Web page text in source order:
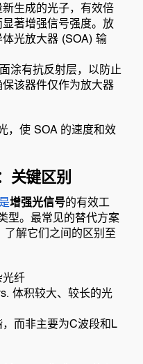
新生成的光子，有效倍
著增强信号强度。放
光放大器 (SOA) 输
涂有抗反射层，以防止
该器件仅作为放大器
，使 SOA 的速度和效
关键区别
增强光信号的有效工
型。最常见的替代方案
了解它们之间的区别至
光纤
体积较大、较长的光
，而非主要为C波段和L